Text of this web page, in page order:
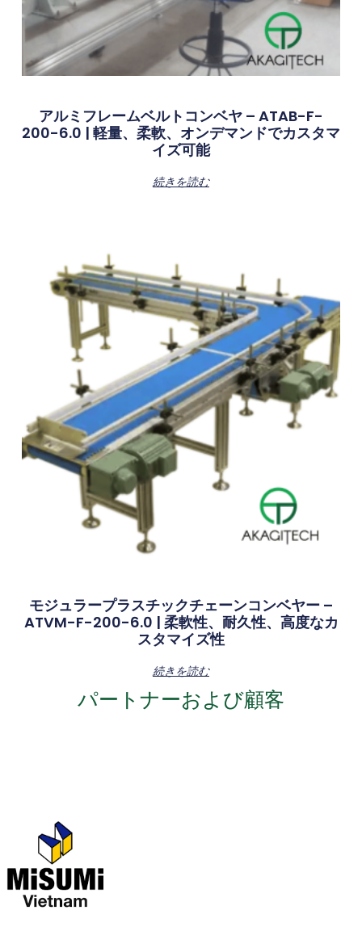
アルミフレームベルトコンベヤ – ATAB-F-
200-6.0 | 軽量、柔軟、オンデマンドでカスタマ
イズ可能
続きを読む
モジュラープラスチックチェーンコンベヤー –
ATVM-F-200-6.0 | 柔軟性、耐久性、高度なカ
スタマイズ性
続きを読む
パートナーおよび顧客